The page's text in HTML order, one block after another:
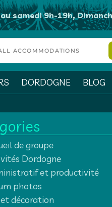
samedi 9h-19h,
DORDOGNE BLOG
de groupe
Dordogne
et productivité
photos
décoration